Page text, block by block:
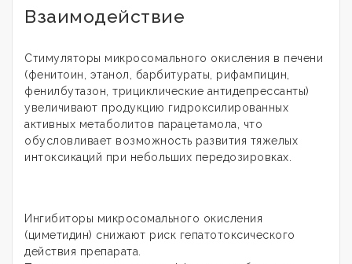
Взаимодействие
Стимуляторы микросомального окисления в печени
(фенитоин, этанол, барбитураты, рифампицин,
фенилбутазон, трициклические антидепрессанты)
увеличивают продукцию гидроксилированных
активных метаболитов парацетамола, что
обусловливает возможность развития тяжелых
интоксикаций при небольших передозировках.
Ингибиторы микросомального окисления
(циметидин) снижают риск гепатотоксического
действия препарата.